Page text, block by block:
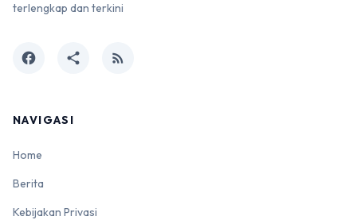
terlengkap dan terkini
facebook share rss_feed
NAVIGASI
Home
Berita
Kebijakan Privasi